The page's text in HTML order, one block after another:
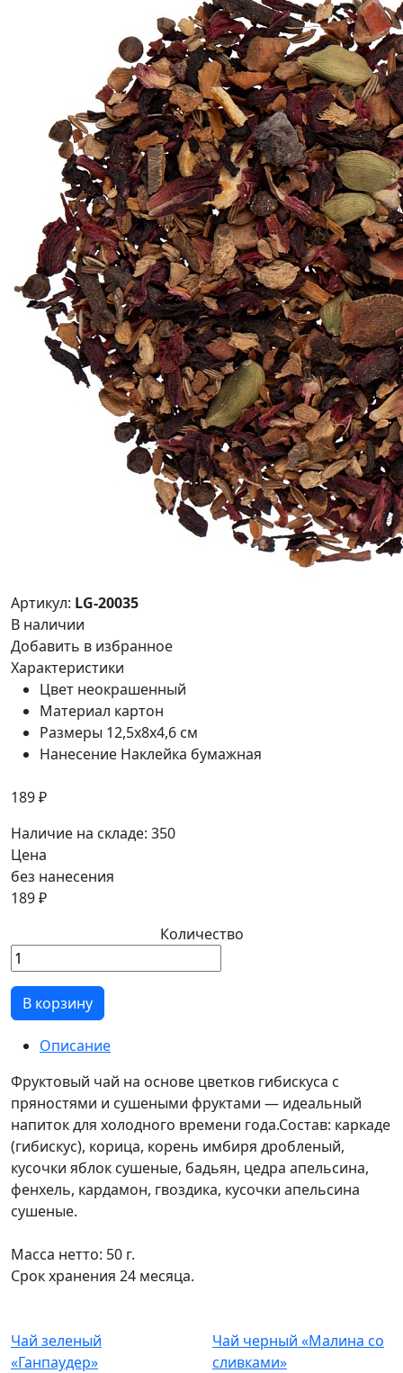
Артикул: LG-20035
В наличии
Добавить в избранное
Характеристики
Цвет неокрашенный
Материал картон
Размеры 12,5x8x4,6 см
Нанесение Наклейка бумажная
189 ₽
Наличие на складе: 350
Цена
без нанесения
189 ₽
Количество
В корзину
Описание
Фруктовый чай на основе цветков гибискуса с
пряностями и сушеными фруктами — идеальный
напиток для холодного времени года.Состав: каркаде
(гибискус), корица, корень имбиря дробленый,
кусочки яблок сушеные, бадьян, цедра апельсина,
фенхель, кардамон, гвоздика, кусочки апельсина
сушеные.
Масса нетто: 50 г.
Срок хранения 24 месяца.
Чай зеленый
«Ганпаудер»
Чай черный «Малина со
сливками»